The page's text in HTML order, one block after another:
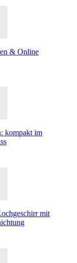
& Online
kompakt im
mit